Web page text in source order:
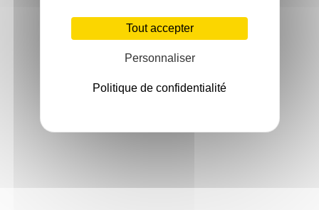
Tout accepter
Personnaliser
Politique de confidentialité